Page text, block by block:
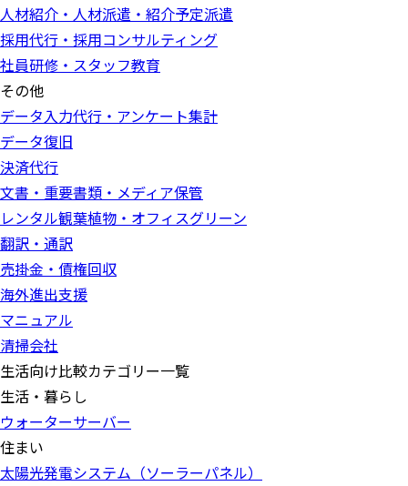
人材紹介・人材派遣・紹介予定派遣
採用代行・採用コンサルティング
社員研修・スタッフ教育
その他
データ入力代行・アンケート集計
データ復旧
決済代行
文書・重要書類・メディア保管
レンタル観葉植物・オフィスグリーン
翻訳・通訳
売掛金・債権回収
海外進出支援
マニュアル
清掃会社
生活向け比較カテゴリー一覧
生活・暮らし
ウォーターサーバー
住まい
太陽光発電システム（ソーラーパネル）